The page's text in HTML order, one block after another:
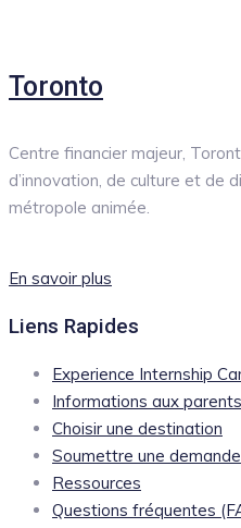
Toronto
Centre financier majeur,
d’innovation, de culture et de
métropole animée.
En savoir plus
Liens Rapides
Experience Internship
Informations aux parents
Choisir une destination
Soumettre une demande
Ressources
Questions fréquentes